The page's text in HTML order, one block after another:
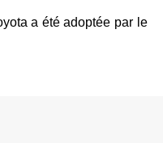
a été adoptée par le